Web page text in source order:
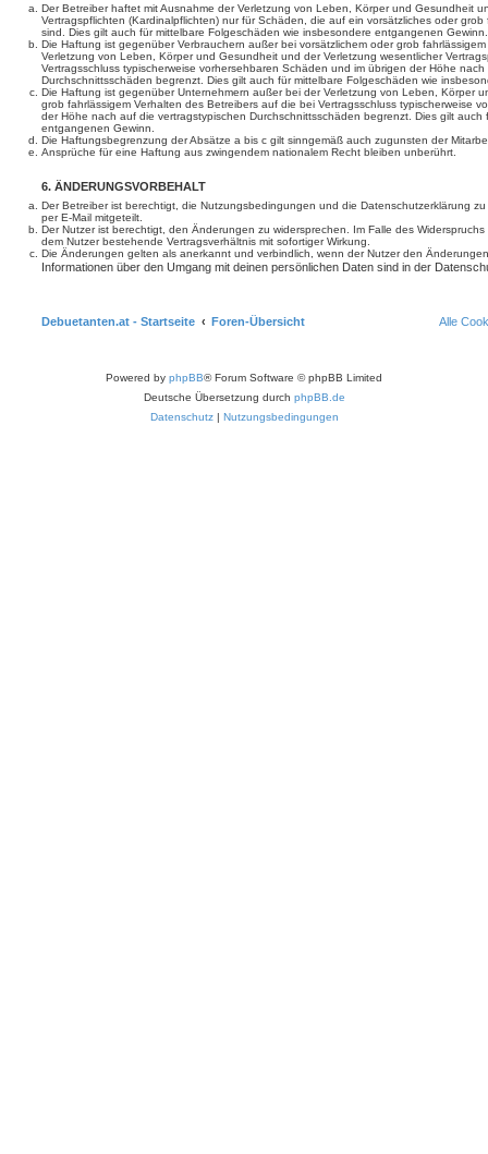
Der Betreiber haftet mit Ausnahme der Verletzung von Leben, Körper und Gesundheit
Vertragspflichten (Kardinalpflichten) nur für Schäden, die auf ein vorsätzliches oder
sind. Dies gilt auch für mittelbare Folgeschäden wie insbesondere entgangenen Gewinn.
Die Haftung ist gegenüber Verbrauchern außer bei vorsätzlichem oder grob
Verletzung von Leben, Körper und Gesundheit und der Verletzung wesentlicher
Vertragsschluss typischerweise vorhersehbaren Schäden und im übrigen der Höhe
Durchschnittsschäden begrenzt. Dies gilt auch für mittelbare Folgeschäden wie
Die Haftung ist gegenüber Unternehmern außer bei der Verletzung von Leben, Körper
grob fahrlässigem Verhalten des Betreibers auf die bei Vertragsschluss typischerweise
der Höhe nach auf die vertragstypischen Durchschnittsschäden begrenzt. Dies gilt
entgangenen Gewinn.
Die Haftungsbegrenzung der Absätze a bis c gilt sinngemäß auch zugunsten der
Ansprüche für eine Haftung aus zwingendem nationalem Recht bleiben unberührt.
6. ÄNDERUNGSVORBEHALT
Der Betreiber ist berechtigt, die Nutzungsbedingungen und die Datenschutzerklärung
per E-Mail mitgeteilt.
Der Nutzer ist berechtigt, den Änderungen zu widersprechen. Im Falle des
dem Nutzer bestehende Vertragsverhältnis mit sofortiger Wirkung.
Die Änderungen gelten als anerkannt und verbindlich, wenn der Nutzer den
Informationen über den Umgang mit deinen persönlichen Daten sind in der
Debuetanten.at - Startseite Foren-Übersicht Alle
Powered by phpBB® Forum Software © phpBB Limited
Deutsche Übersetzung durch phpBB.de
Datenschutz| Nutzungsbedingungen